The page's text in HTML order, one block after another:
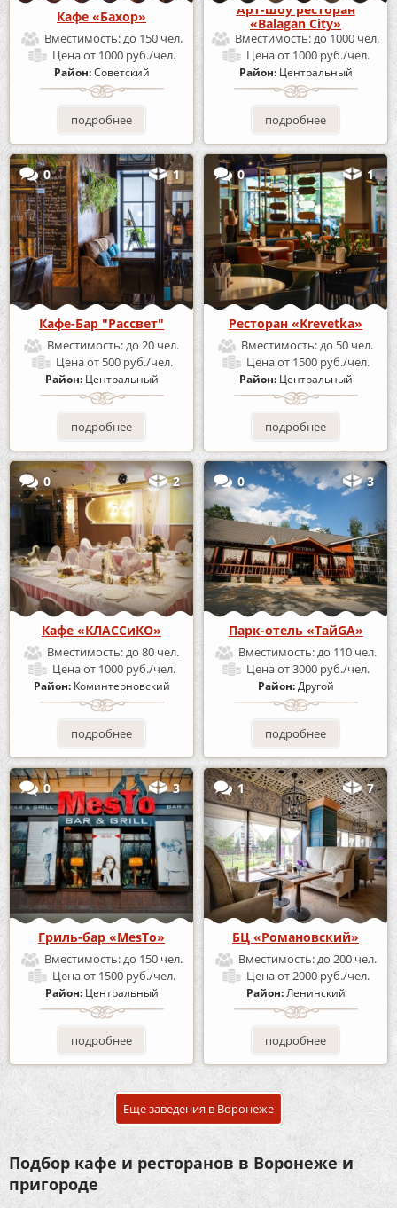
Кафе «Бахор»
Вместимость:до 150 чел.
Ценаот 1000 руб./чел.
Район:Советский
подробнее
Арт-шоу ресторан
«Balagan City»
Вместимость:до 1000 чел.
Ценаот 1000 руб./чел.
Район: Центральный
подробнее
0 1
Кафе-Бар "Рассвет"
Вместимость:до 20 чел.
Ценаот 500 руб./чел.
Район: Центральный
подробнее
0 1
Ресторан «Krevetka»
Вместимость:до 50 чел.
Ценаот 1500 руб./чел.
Район: Центральный
подробнее
0 2
Кафе «КЛАССиКО»
Вместимость:до 80 чел.
Ценаот 1000 руб./чел.
Район: Коминтерновский
подробнее
0 3
Парк-отель «ТайGA»
Вместимость:до 110 чел.
Ценаот 3000 руб./чел.
Район:Другой
подробнее
0 3
Гриль-бар «MesTo»
Вместимость:до 150 чел.
Ценаот 1500 руб./чел.
Район: Центральный
подробнее
1 7
БЦ «Романовский»
Вместимость:до 200 чел.
Ценаот 2000 руб./чел.
Район:Ленинский
подробнее
Еще заведения в Воронеже
Подбор кафе и ресторанов в Воронеже и
пригороде